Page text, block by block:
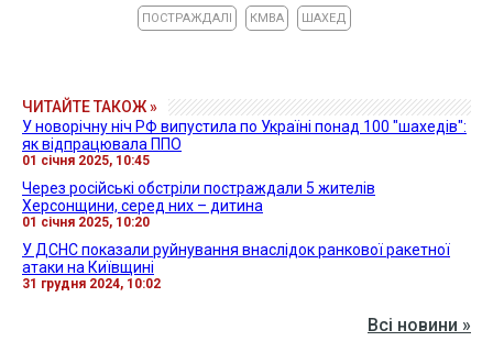
ПОСТРАЖДАЛІ КМВА ШАХЕД
ЧИТАЙТЕ ТАКОЖ »
У новорічну ніч РФ випустила по Україні понад 100 "шахедів":
як відпрацювала ППО
01 січня 2025, 10:45
Через російські обстріли постраждали 5 жителів
Херсонщини, серед них – дитина
01 січня 2025, 10:20
У ДСНС показали руйнування внаслідок ранкової ракетної
атаки на Київщині
31 грудня 2024, 10:02
Всі новини »